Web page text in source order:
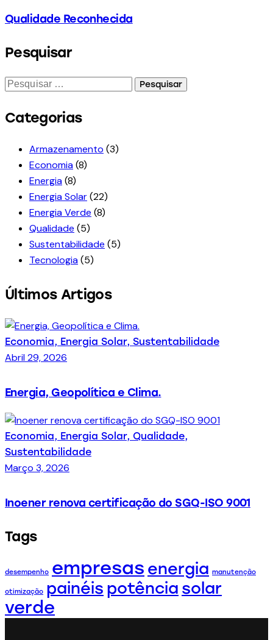
Qualidade Reconhecida
Pesquisar
Categorias
Armazenamento (3)
Economia(8)
Energia(8)
Energia Solar(22)
Energia Verde (8)
Qualidade (5)
Sustentabilidade (5)
Tecnologia(5)
Últimos Artigos
Economia, Energia Solar, Sustentabilidade
Abril 29, 2026
Energia, Geopolítica e Clima.
Economia, Energia Solar, Qualidade,
Sustentabilidade
Março 3, 2026
Inoener renova certificação do SGQ-ISO 9001
Tags
desempenho empresas energia manutenção
otimização painéis potência solar
verde